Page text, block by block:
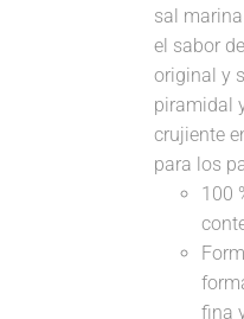
sal
el sabor
original y
piramidal
crujiente
para los
100
fina